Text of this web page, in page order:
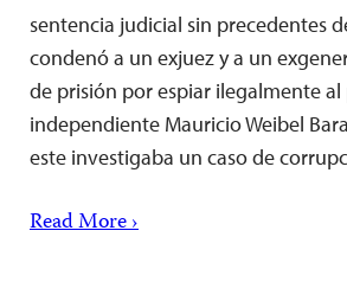
sentencia judicial sin precedentes
condenó a un exjuez y a un
de prisión por espiar ilegalmente
independiente Mauricio Weibel
este investigaba un caso de
Read More ›